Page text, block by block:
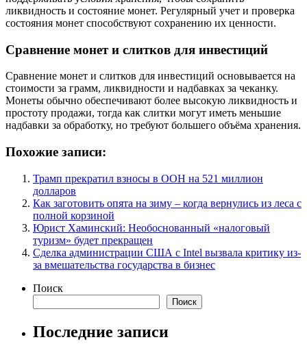
ликвидность и состояние монет. Регулярный учет и проверка
состояния монет способствуют сохранению их ценности.
Сравнение монет и слитков для инвестиций
Сравнение монет и слитков для инвестиций основывается на
стоимости за грамм, ликвидности и надбавках за чеканку.
Монеты обычно обеспечивают более высокую ликвидность и
простоту продажи, тогда как слитки могут иметь меньшие
надбавки за обработку, но требуют большего объёма хранения.
Похожие записи:
Трамп прекратил взносы в ООН на 521 миллион
долларов
Как заготовить опята на зиму – когда вернулись из леса с
полной корзиной
Юрист Хаминский: Необоснованный «налоговый
туризм» будет прекращен
Сделка администрации США с Intel вызвала критику из-
за вмешательства государства в бизнес
Поиск
Поиск
Последние записи